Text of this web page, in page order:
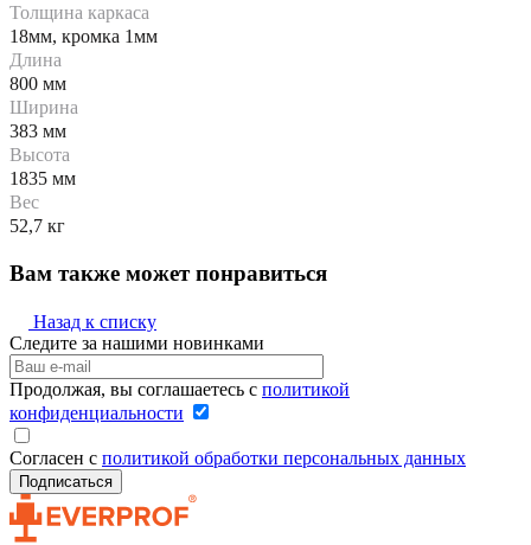
Толщина каркаса
18мм, кромка 1мм
Длина
800 мм
Ширина
383 мм
Высота
1835 мм
Вес
52,7 кг
Вам также может понравиться
Назад к списку
Следите за нашими новинками
Продолжая, вы соглашаетесь с политикой
конфиденциальности
Согласен с политикой обработки персональных данных